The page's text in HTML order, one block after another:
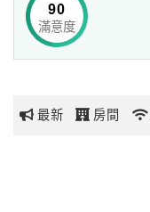
網
玩
90
滿意度
最新 房間